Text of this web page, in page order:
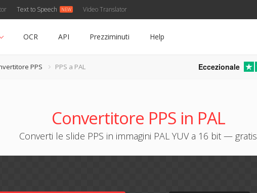
Text to Speech Video Translator
OCR API Prezziminuti Help
PPS PPS a PAL Eccezionale
Convertitore PPS in PAL
Converti le slide PPS in immagini PAL YUV a 16 bit — gratis